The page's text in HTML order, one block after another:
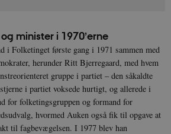
minister i 1970’erne
i Folketinget første gang i 1971 sammen med
herunder Ritt Bjerregaard, med hvem
gruppe i partiet – den såkaldte
i partiet voksede hurtigt, og allerede i
for folketingsgruppen og formand for
hvormed Auken også fik til opgave at
til fagbevægelsen. I 1977 blev han